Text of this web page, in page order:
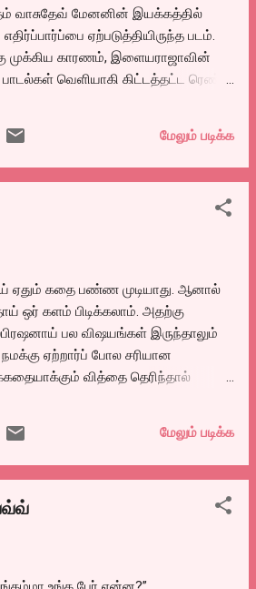
விலை பார்த்து வாங்க
ஆனால் மாத கணக்கில்
போடுகிறவர்களை வைத்து பேப்பர்
அடுத்த மாத பில் வரும்
வேலை. அதற்குள் அந்த கேலண்டர்
ஐந்து லட...
வாசுதேவ் மேனனின் இயக்கத்தில்
எதிர்ப்பார்ப்பை ஏற்படுத்தியிருந்த படம்.
முக்கிய காரணம், இளையராஜாவின்
வெளியாகி கிட்டத்தட்ட ரெண்டு
ஓடிக் கொண்டிருக்கிறது என்றால்
கொள்ளுங்கள்.
மேலும் படிக்க
ஏதும் கதை பண்ண முடியாது. ஆனால்
ஒர் களம் பிடிக்கலாம். அதற்கு
பல விஷயங்கள் இருந்தாலும்
ஏற்றார்ப் போல சரியான
வித்தை தெரிந்தால்
சொல்ல வேண்டும். ஆனால்
எதுவாக இருக்கும் என்று
மேலும் படிக்க